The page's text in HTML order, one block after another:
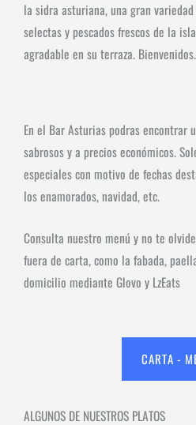
la sidra asturiana, una gran
selectas y pescados frescos de la
agradable en su terraza. Bienvenidos.
En el Bar Asturias podras encontrar
sabrosos y a precios económicos.
especiales con motivo de fechas
los enamorados, navidad, etc.
Consulta nuestro menú y no te
fuera de carta, como la fabada,
domicilio mediante Glovo y LzEats
CARTA -
ALGUNOS DE NUESTROS PLATOS